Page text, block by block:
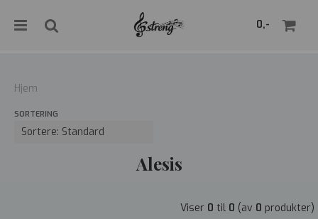
0,-
Hjem
SORTERING
Alesis
Viser 0 til 0 (av 0 produkter)